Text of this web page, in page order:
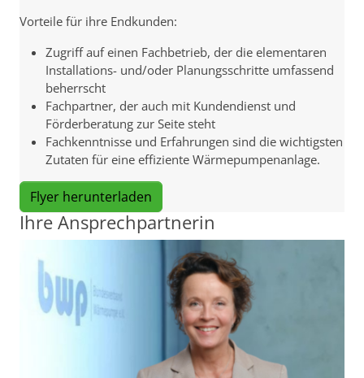
Vorteile für ihre Endkunden:
Zugriff auf einen Fachbetrieb, der die elementaren
Installations- und/oder Planungsschritte umfassend
beherrscht
Fachpartner, der auch mit Kundendienst und
Förderberatung zur Seite steht
Fachkenntnisse und Erfahrungen sind die wichtigsten
Zutaten für eine effiziente Wärmepumpenanlage.
Flyer herunterladen
Ihre Ansprechpartnerin